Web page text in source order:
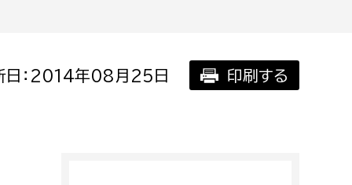
証明書がほしい
日：2014年08月25日 印刷する